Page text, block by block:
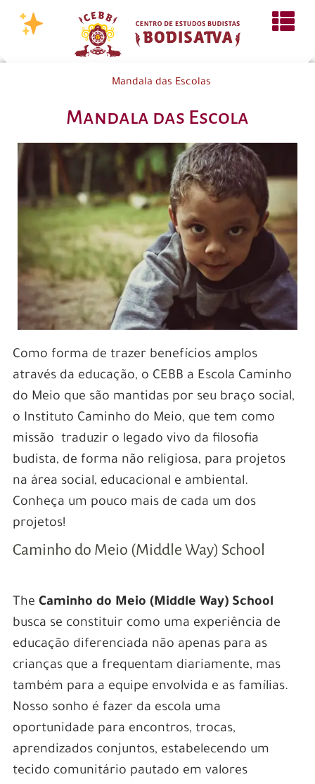
Mandala das Escolas
Mandala das Escola
Como forma de trazer benefícios amplos
através da educação, o CEBB a Escola Caminho
do Meio que são mantidas por seu braço social,
o Instituto Caminho do Meio, que tem como
missão traduzir o legado vivo da filosofia
budista, de forma não religiosa, para projetos
na área social, educacional e ambiental.
Conheça um pouco mais de cada um dos
projetos!
Caminho do Meio (Middle Way) School
The Caminho do Meio (Middle Way) School
busca se constituir como uma experiência de
educação diferenciada não apenas para as
crianças que a frequentam diariamente, mas
também para a equipe envolvida e as famílias.
Nosso sonho é fazer da escola uma
oportunidade para encontros, trocas,
aprendizados conjuntos, estabelecendo um
tecido comunitário pautado em valores